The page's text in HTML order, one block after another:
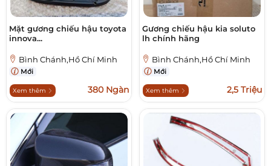
Mặt gương chiếu hậu toyota
innova...
Bình Chánh,Hồ Chí Minh
Mới
Xem thêm 380 Ngàn
Gương chiếu hậu kia soluto
lh chính hãng
Bình Chánh,Hồ Chí Minh
Mới
Xem thêm 2,5 Triệu